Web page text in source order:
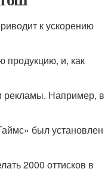
к ускорению
продукцию, и, как
рекламы. Например, в
был установлен
2000 оттисков в